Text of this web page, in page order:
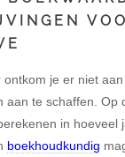
ontkom je er niet
aan te schaffen. Op
in hoeveel
boekhoudkundig